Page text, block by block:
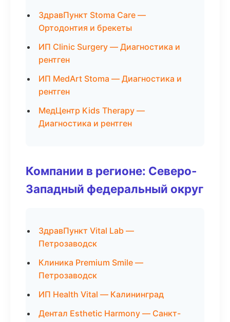
ЗдравПункт Stoma Care —
Ортодонтия и брекеты
ИП Clinic Surgery — Диагностика и
рентген
ИП MedArt Stoma — Диагностика и
рентген
МедЦентр Kids Therapy —
Диагностика и рентген
Компании в регионе: Северо-
Западный федеральный округ
ЗдравПункт Vital Lab —
Петрозаводск
Клиника Premium Smile —
Петрозаводск
ИП Health Vital — Калининград
Дентал Esthetic Harmony — Санкт-